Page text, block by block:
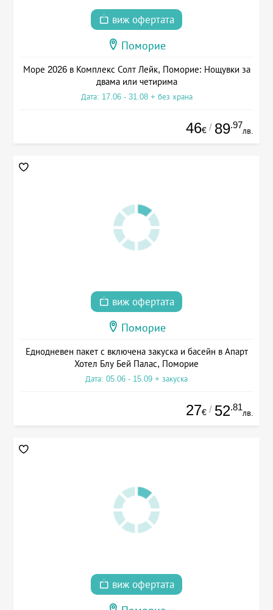
виж офертата
Поморие
Море 2026 в Комплекс Солт Лейк, Поморие: Нощувки за
двама или четирима
Дата: 17.06 - 31.08 + без храна
46€ / 89.97
лв.
виж офертата
Поморие
Еднодневен пакет с включена закуска и басейн в Апарт
Хотел Блу Бей Палас, Поморие
Дата: 05.06 - 15.09 + закуска
27€ / 52.81
лв.
виж офертата